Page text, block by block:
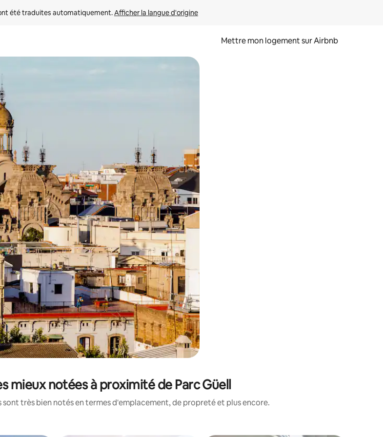
été traduites automatiquement. Afficher la langue d'origine
Mettre mon logement sur Airbnb
le bas pour les parcourir ou en appuyant et en faisant glisser.
mieux notées à proximité de Parc Güell
sont très bien notés en termes d'emplacement, de propreté et plus encore.